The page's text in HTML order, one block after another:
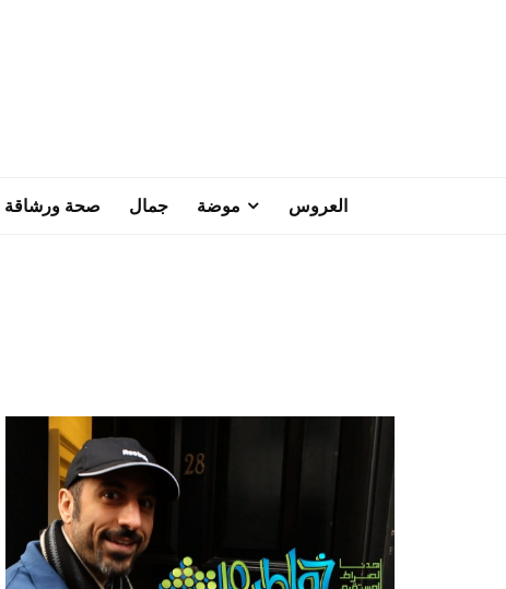
العروس موضة جمال صحة ورشاقة